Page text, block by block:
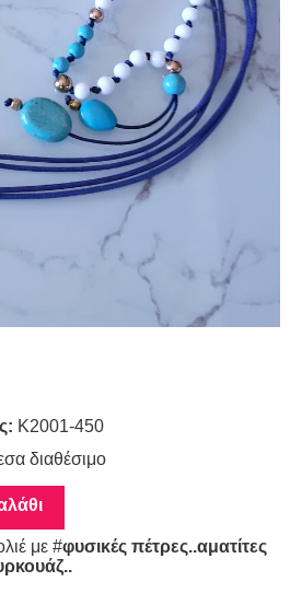
K2001-450
διαθέσιμο
με #φυσικές πέτρες..αματίτες